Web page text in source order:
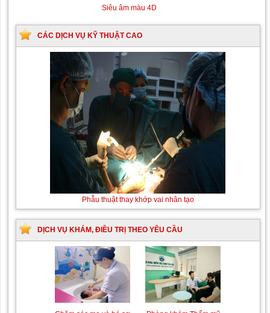
Siêu âm màu 4D
CÁC DỊCH VỤ KỸ THUẬT CAO
Phẫu thuật thay khớp vai nhân tạo
DỊCH VỤ KHÁM, ĐIỀU TRỊ THEO YÊU CẦU